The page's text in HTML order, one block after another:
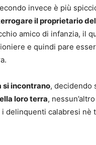
invece è più
il proprietario
amico di infanzia, il
e quindi pare
si incontrano, decidendo
loro terra,
delinquenti calabresi nè